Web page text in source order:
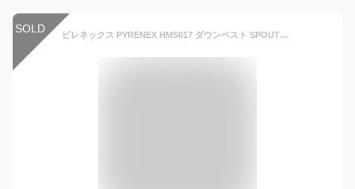
SOLD ピレネックス PYRENEX HMS017 ダウンベスト SPOUTNIC MINI RIPSTOP VEST メンズ アウター スプートニック フード付き ビジネス アウトドア ジップアップ カジュアル 軽量 秋冬 保温 防風 防寒着 シンプル ギフト プレゼント 大きいサイズあり ブラック ネイビー XS〜XL